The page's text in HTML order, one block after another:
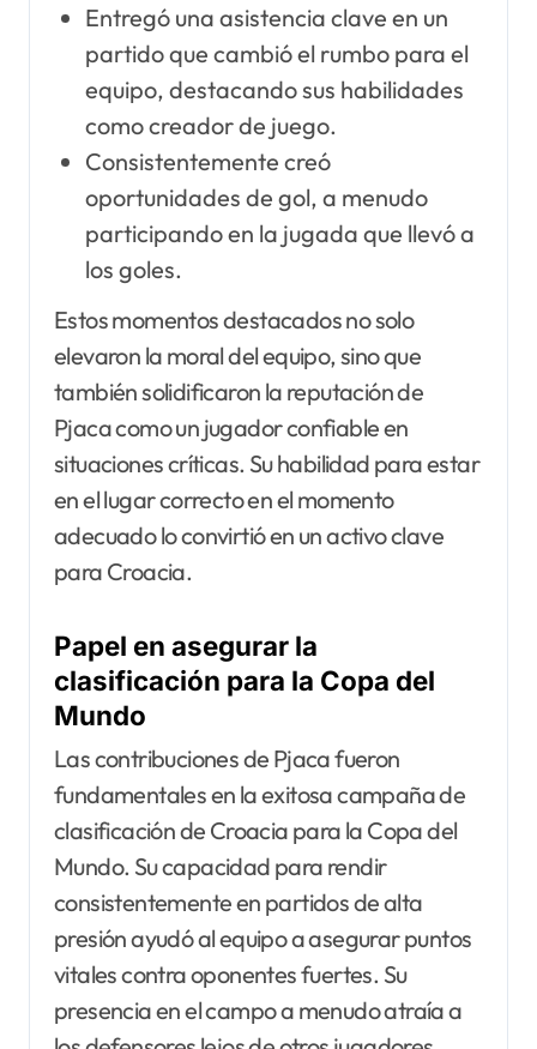
Entregó una asistencia clave en un
partido que cambió el rumbo para el
equipo, destacando sus habilidades
como creador de juego.
Consistentemente creó
oportunidades de gol, a menudo
participando en la jugada que llevó a
los goles.
Estos momentos destacados no solo
elevaron la moral del equipo, sino que
también solidificaron la reputación de
Pjaca como un jugador confiable en
situaciones críticas. Su habilidad para estar
en el lugar correcto en el momento
adecuado lo convirtió en un activo clave
para Croacia.
Papel en asegurar la
clasificación para la Copa del
Mundo
Las contribuciones de Pjaca fueron
fundamentales en la exitosa campaña de
clasificación de Croacia para la Copa del
Mundo. Su capacidad para rendir
consistentemente en partidos de alta
presión ayudó al equipo a asegurar puntos
vitales contra oponentes fuertes. Su
presencia en el campo a menudo atraía a